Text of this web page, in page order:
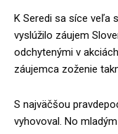
K Seredi sa síce veľa
vyslúžilo záujem
odchytenými v
záujemca zoženie
S najväčšou
vyhovoval. No